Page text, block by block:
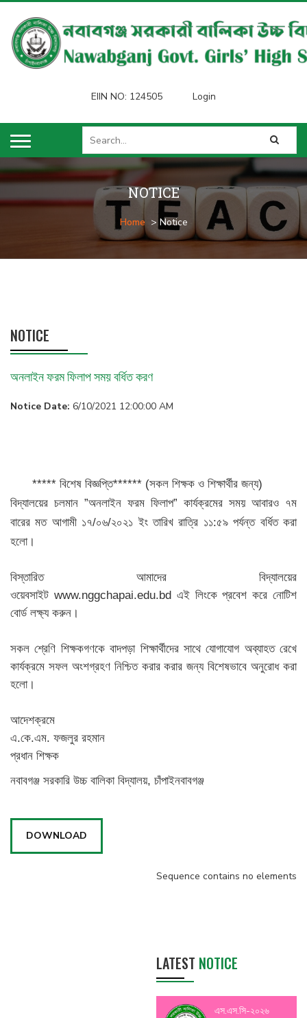
EIIN NO: 124505 Login
NOTICE
Home > Notice
NOTICE
অনলাইন ফরম ফিলাপ সময় বর্ধিত করণ
Notice Date: 6/10/2021 12:00:00 AM
***** বিশেষ বিজ্ঞপ্তি****** (সকল শিক্ষক ও শিক্ষার্থীর জন্য)
বিদ্যালয়ের চলমান ”অনলাইন ফরম ফিলাপ” কার্যক্রমের সময় আবারও ৭ম
বারের মত আগামী ১৭/০৬/২০২১ ইং তারিখ রাত্রি ১১:৫৯ পর্যন্ত বর্ধিত করা
হলো।
বিস্তারিত আমাদের বিদ্যালয়ের
ওয়েবসাইট www.nggchapai.edu.bdএই লিংকে প্রবেশ করে নোটিশ
বোর্ড লক্ষ্য করুন।
সকল শ্রেণি শিক্ষকগণকে বাদপড়া শিক্ষার্থীদের সাথে যোগাযোগ অব্যাহত রেখে
কার্যক্রমে সফল অংশগ্রহণ নিশ্চিত করার করার জন্য বিশেষভাবে অনুরোধ করা
হলো।
আদেশক্রমে
এ.কে.এম. ফজলুর রহমান
প্রধান শিক্ষক
নবাবগঞ্জ সরকারি উচ্চ বালিকা বিদ্যালয়, চাঁপাইনবাবগঞ্জ
DOWNLOAD
Sequence contains no elements
LATEST NOTICE
এস.এস.সি-২০২৬